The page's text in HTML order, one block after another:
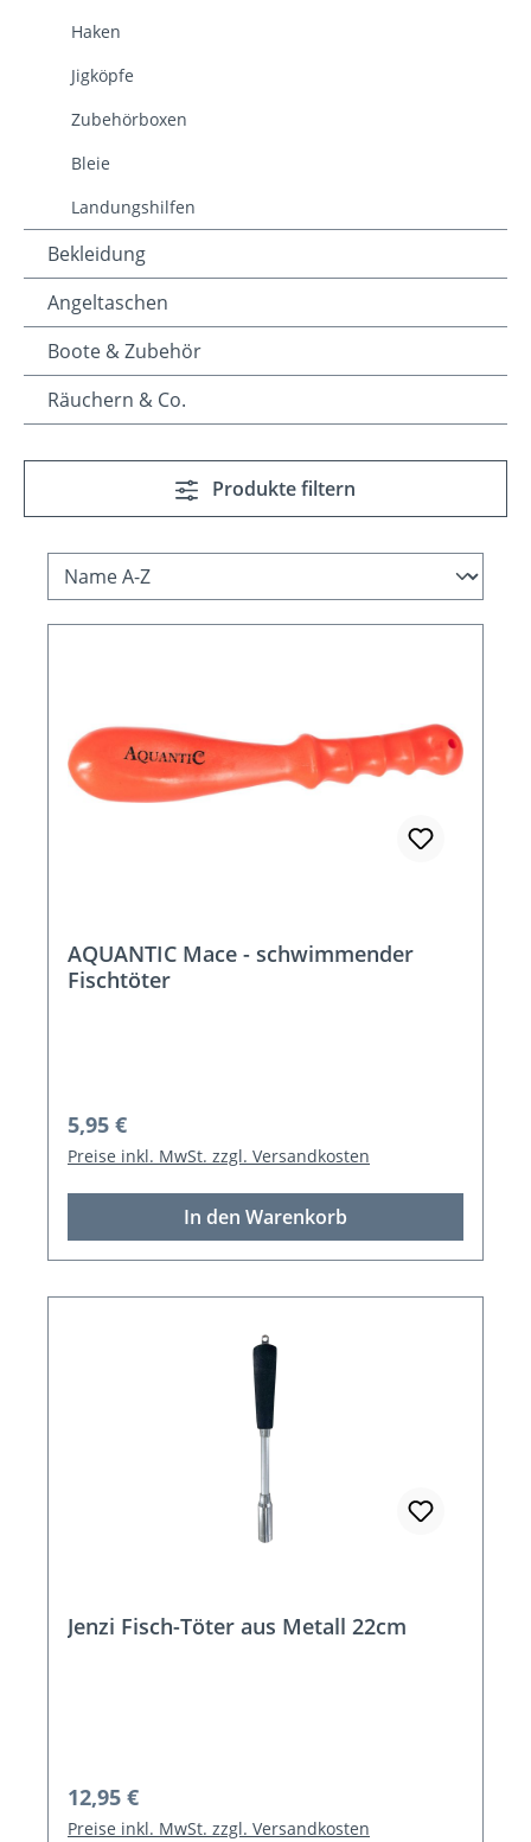
Haken
Jigköpfe
Zubehörboxen
Bleie
Landungshilfen
Bekleidung
Angeltaschen
Boote & Zubehör
Räuchern & Co.
Produkte filtern
AQUANTIC Mace - schwimmender
Fischtöter
Regulärer Preis:
5,95 €
Preise inkl. MwSt. zzgl. Versandkosten
In den Warenkorb
Jenzi Fisch-Töter aus Metall 22cm
Regulärer Preis:
12,95 €
Preise inkl. MwSt. zzgl. Versandkosten